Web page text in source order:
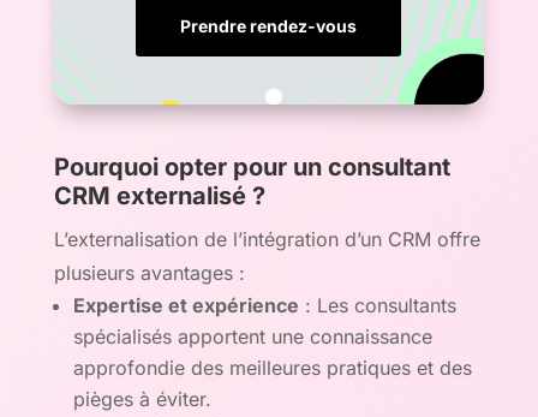
Prendre rendez-vous
Pourquoi opter pour un consultant
CRM externalisé ?
L’externalisation de l’intégration d’un CRM offre
plusieurs avantages :
Expertise et expérience : Les consultants
spécialisés apportent une connaissance
approfondie des meilleures pratiques et des
pièges à éviter.